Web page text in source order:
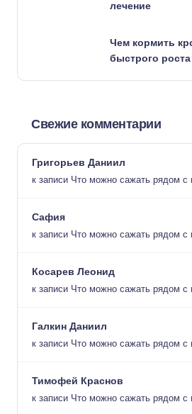
лечение
Чем кормить
быстрого
Свежие комментарии
Григорьев Даниил
к записи Что можно сажать рядом с
Сафия
к записи Что можно сажать рядом с
Косарев Леонид
к записи Что можно сажать рядом с
Галкин Даниил
к записи Что можно сажать рядом с
Тимофей Краснов
к записи Что можно сажать рядом с